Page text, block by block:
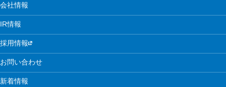
会社情報
IR情報
採用情報
お問い合わせ
新着情報